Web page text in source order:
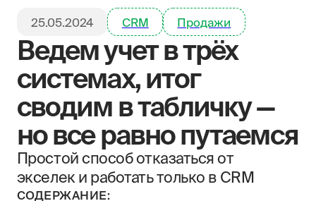
Ведем учет в трёх
системах, итог
сводим в табличку —
но все равно путаемся
Простой способ отказаться от
экселек и работать только в CRM
СОДЕРЖАНИЕ:
Пример №1. Выставляли по 30 счетов в
день, напоминали об оплатах и
отслеживали должников — вручную в